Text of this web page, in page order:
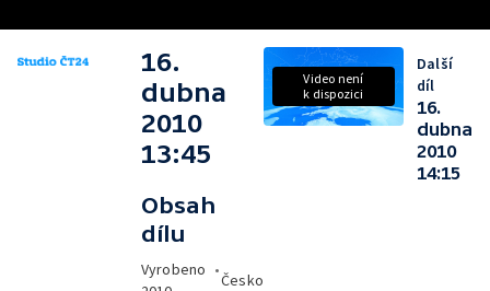
16.
dubna
2010
13:45
Obsah
dílu
Vyrobeno •
Česko
Video není
k dispozici
Další
díl
16.
dubna
2010
14:15